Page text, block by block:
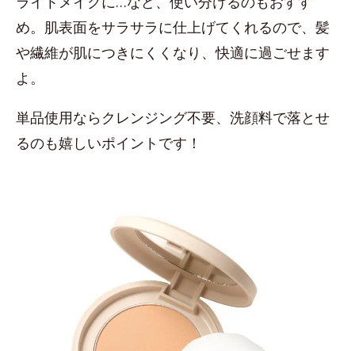
め。肌表面をサラサラに仕上げてくれるので、髪
や繊維が肌につきにくくなり、快適に過ごせます
よ。
単品使用ならクレンジング不要、洗顔料で落とせ
るのも嬉しいポイントです！